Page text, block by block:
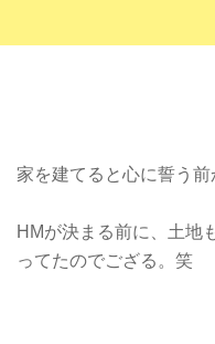
家を建てると心に誓う前
HMが決まる前に、土地
ってたのでござる。笑